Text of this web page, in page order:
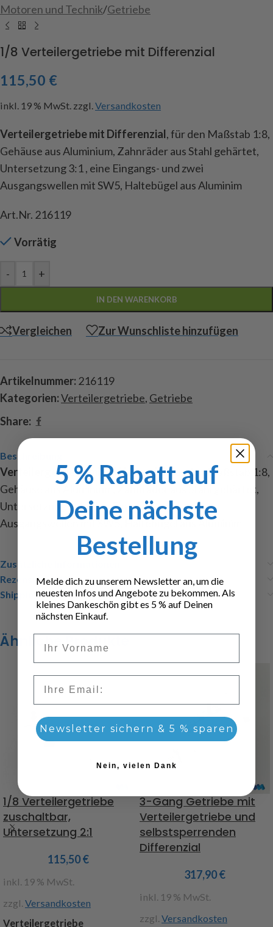
Motoren und Technik/Getriebe
1/8 Verteilergetriebe mit Differenzial
115,50 €
inkl. 19 % MwSt. zzgl.Versandkosten
Verteilergetriebe mit Differenzial, für den Maßstab 1:8,
Gehäuse aus Aluminium, Zahnräder aus Stahl gehärtet,
Untersetzung 3:1 , eine Eingangs- und zwei
Ausgangswellen mit SW5, Haltebügel aus Aluminim
Art.Nr. 216119
Vorrätig
- +
IN DEN WARENKORB
Vergleichen Zur Wunschliste hinzufügen
Artikelnummer: 216119
Kategorien:Verteilergetriebe, Getriebe
Share:
Beschreibung
Verteilergetriebe mit Differenzial, für den Maßstab 1:8,
Gehäuse aus Aluminium, Zahnräder aus Stahl gehärtet,
Untersetzung 3:1 , eine Eingangs- und zwei
Ausgangswellen mit SW5, Haltebügel aus Aluminim
Zusätzliche Informationen
Rezensionen (0)
Shipping & Delivery
Ähnliche Produkte
1/8 Verteilergetriebe
zuschaltbar,
Untersetzung 2:1
115,50€
inkl. 19 % MwSt.
zzgl. Versandkosten
Verteilergetriebe
3-Gang Getriebe mit
Verteilergetriebe und
selbstsperrenden
Differenzial
317,90€
inkl. 19 % MwSt.
zzgl. Versandkosten
5 % Rabatt auf
Deine nächste
Bestellung
Melde dich zu unserem Newsletter an, um die
neuesten Infos und Angebote zu bekommen. Als
kleines Dankeschön gibt es 5 % auf Deinen
nächsten Einkauf.
Newsletter sichern & 5 % sparen
Nein, vielen Dank